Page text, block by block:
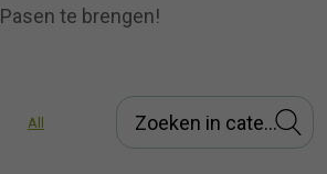
Pasen te brengen!
All